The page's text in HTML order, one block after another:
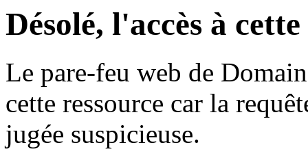
Désolé, l'accès à
Le pare-feu web de
cette ressource car la
jugée suspicieuse.